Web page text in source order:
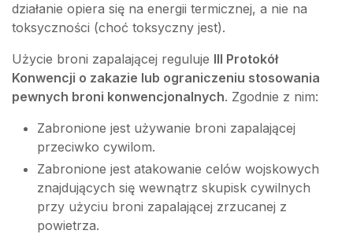
działanie opiera się na energii termicznej, a nie na
toksyczności (choć toksyczny jest).
Użycie broni zapalającej reguluje III Protokół
Konwencji o zakazie lub ograniczeniu stosowania
pewnych broni konwencjonalnych. Zgodnie z nim:
Zabronione jest używanie broni zapalającej
przeciwko cywilom.
Zabronione jest atakowanie celów wojskowych
znajdujących się wewnątrz skupisk cywilnych
przy użyciu broni zapalającej zrzucanej z
powietrza.